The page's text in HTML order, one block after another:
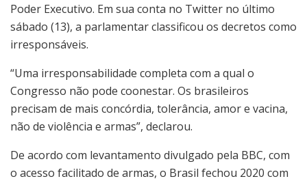
Poder Executivo. Em sua conta no Twitter no último
sábado (13), a parlamentar classificou os decretos como
irresponsáveis.
“Uma irresponsabilidade completa com a qual o
Congresso não pode coonestar. Os brasileiros
precisam de mais concórdia, tolerância, amor e vacina,
não de violência e armas”, declarou.
De acordo com levantamento divulgado pela BBC, com
o acesso facilitado de armas, o Brasil fechou 2020 com